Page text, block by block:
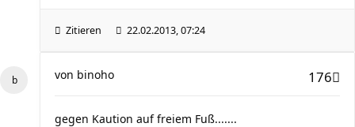
Zitieren 22.02.2013, 07:24
176
von binoho
gegen Kaution auf freiem Fuß.......